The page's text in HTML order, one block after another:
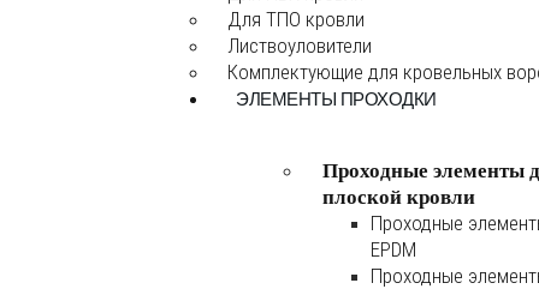
Для ТПО кровли
Листвоуловители
Комплектующие для кровельных
ЭЛЕМЕНТЫ ПРОХОДКИ
Проходные элементы
плоской кровли
Проходные
EPDM
Проходные